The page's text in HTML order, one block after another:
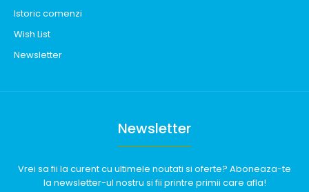
Istoric comenzi
Wish List
Newsletter
Newsletter
Vrei sa fii la curent cu ultimele noutati si oferte? Aboneaza-te
la newsletter-ul nostru si fii printre primii care afla!